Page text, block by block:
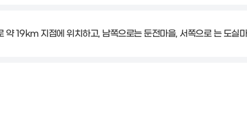
약 19km 지점에 위치하고, 남쪽으로는 둔전마을, 서쪽으로 는 도실